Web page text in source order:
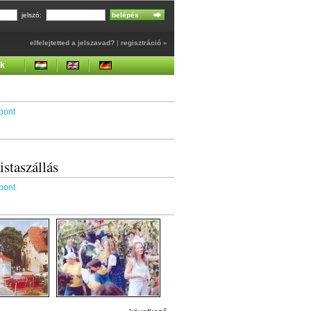
jelszó:
elfelejtetted a jelszavad? | regisztráció »